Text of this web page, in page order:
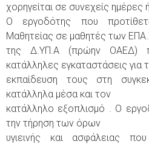
χορηγείται σε συνεχείς ημέρες
Ο εργοδότης που
Μαθητείας σε μαθητές των
της Δ.ΥΠ.Α (πρώην ΟΑΕΔ)
κατάλληλες εγκαταστάσεις για
εκπαίδευση τους στη
κατάλληλα μέσα και τον
κατάλληλο εξοπλισμό . Ο
την τήρηση των όρων
υγιεινής και ασφάλειας